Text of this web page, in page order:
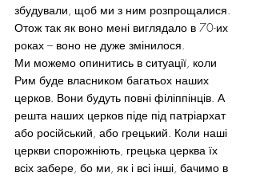
збудували, щоб ми з ним розпрощалися.
Отож так як воно мені виглядало в 70-их
роках – воно не дуже змінилося.
Ми можемо опинитись в ситуації, коли
Рим буде власником багатьох наших
церков. Вони будуть повні філіппінців. А
решта наших церков піде під патріархат
або російський, або грецький. Коли наші
церкви спорожніють, грецька церква їх
всіх забере, бо ми, як і всі інші, бачимо в